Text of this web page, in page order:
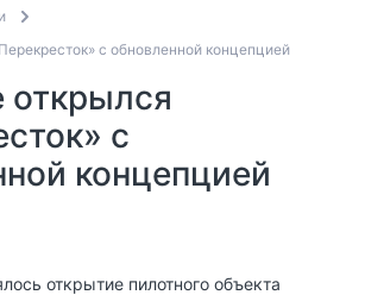
с обновленной концепцией
открылся
с
концепцией
открытие пилотного объекта